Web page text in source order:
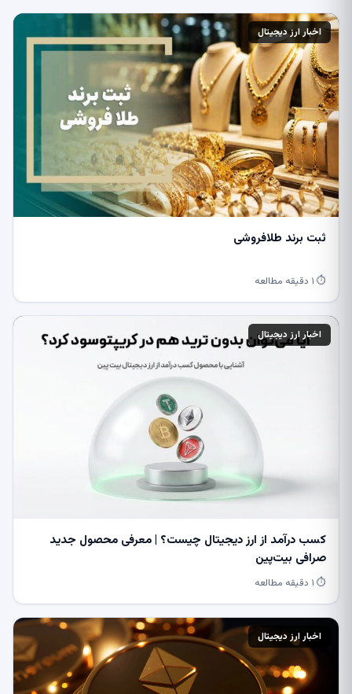
اخبار ارز دیجیتال
ثبت برند طلافروشی
⏱ ۱ دقیقه مطالعه
اخبار ارز دیجیتال
کسب درآمد از ارز دیجیتال چیست؟ | معرفی محصول جدید
صرافی بیت‌پین
⏱ ۱ دقیقه مطالعه
اخبار ارز دیجیتال